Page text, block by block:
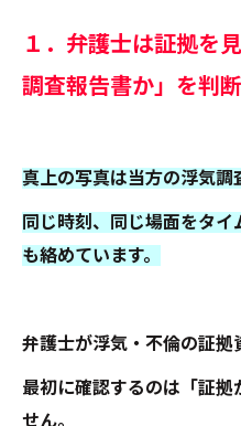
１．弁護士は証拠を
調査報告書か」を判
真上の写真は当方の浮気調
同じ時刻、同じ場面をタ
も絡めています。
弁護士が浮気・不倫の証拠
最初に確認するのは「証
せん。